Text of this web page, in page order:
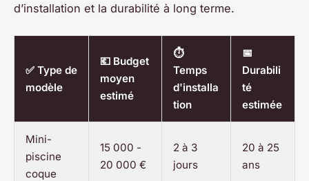
d’installation et la durabilité à long terme.
✅ Type de
modèle
💶 Budget
moyen
estimé
⏱
Temps
d'installa
tion
📅
Durabili
té
estimée
Mini-
piscine
coque
15 000 -
20 000 €
2 à 3
jours
20 à 25
ans